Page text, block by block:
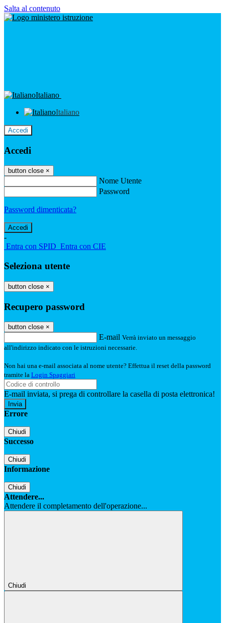
Salta al contenuto
Italiano
Italiano
Accedi
Accedi
button close ×
Nome Utente
Password
Password dimenticata?
-
Entra con SPID Entra con CIE
Seleziona utente
button close ×
Recupero password
button close ×
E-mail Verrà inviato un messaggio
all'indirizzo indicato con le istruzioni necessarie.
Non hai una e-mail associata al nome utente? Effettua il reset della password
tramite la Login Spaggiari
E-mail inviata, si prega di controllare la casella di posta elettronica!
Errore
Chiudi
Successo
Chiudi
Informazione
Chiudi
Attendere...
Attendere il completamento dell'operazione...
Chiudi